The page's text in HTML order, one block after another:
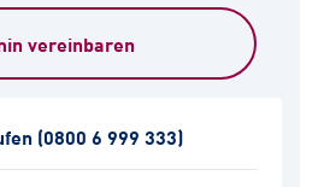
vereinbaren
(0800 6 999 333)